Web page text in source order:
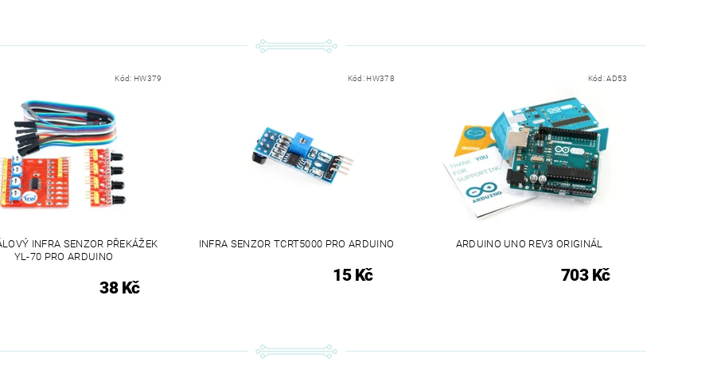
Kód: HW379
INFRA SENZOR PŘEKÁŽEK
YL-70 PRO ARDUINO
38 Kč
Kód: HW378
INFRA SENZOR TCRT5000 PRO ARDUINO
15 Kč
Kód:AD53
ARDUINO UNO REV3 ORIGINÁL
703 Kč